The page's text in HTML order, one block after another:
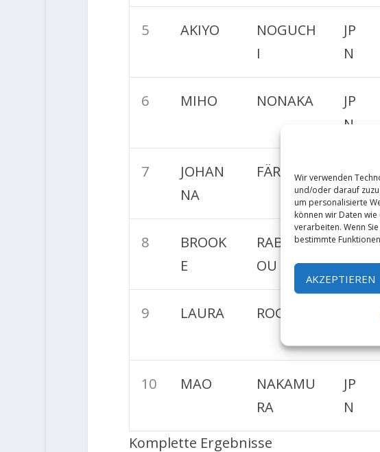
Wir verwenden
und/oder darauf
um personalisierte
können wir Daten
verarbeiten. Wenn
bestimmte
AKZEPTIEREN
5 AKIYO
NOGUCH
I
JP
N
6 MIHO NONAKA
JP
N
7
JOHAN
NA
FÄRBER
AU
T
8
BROOK
E
RABOUT
OU
US
A
9 LAURA ROGORA
10 MAO
NAKAMU
RA
JP
N
Komplette Ergebnisse